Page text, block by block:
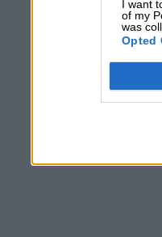
I want
of my
was
Opted